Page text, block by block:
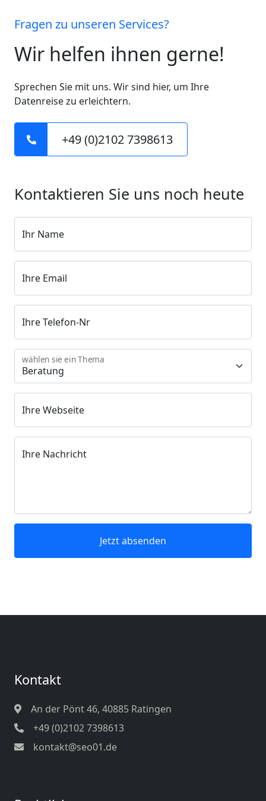
Fragen zu unseren Services?
Wir helfen ihnen gerne!
Sprechen Sie mit uns. Wir sind hier, um Ihre
Datenreise zu erleichtern.
+49 (0)2102 7398613
Kontaktieren Sie uns noch heute
Ihr Name
Ihre Email
Ihre Telefon-Nr
wählen sie ein Thema
Ihre Webseite
Ihre Nachricht
Jetzt absenden
Kontakt
An der Pönt 46, 40885 Ratingen
+49 (0)2102 7398613
kontakt@seo01.de